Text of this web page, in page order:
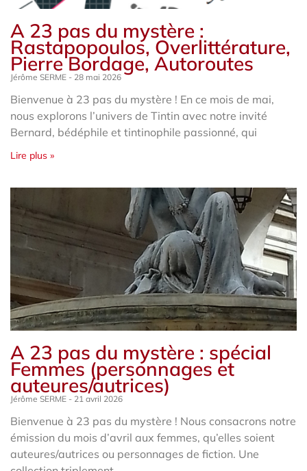
A 23 pas du mystère :
Rastapopoulos, Overlittérature,
Pierre Bordage, Autoroutes
Jérôme SERME 28 mai 2026
Bienvenue à 23 pas du mystère ! En ce mois de mai,
nous explorons l’univers de Tintin avec notre invité
Bernard, bédéphile et tintinophile passionné, qui
Lire plus »
A 23 pas du mystère : spécial
Femmes (personnages et
auteures/autrices)
Jérôme SERME 21 avril 2026
Bienvenue à 23 pas du mystère ! Nous consacrons notre
émission du mois d’avril aux femmes, qu’elles soient
auteures/autrices ou personnages de fiction. Une